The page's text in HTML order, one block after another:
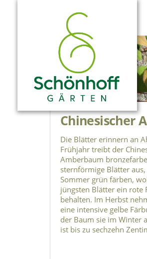
Chinesischer
Die Blätter erinnern an
Frühjahr treibt der
Amberbaum
sternförmige Blätter
Sommer grün färben,
jüngsten Blätter ein rote
behalten. Im Herbst
eine intensive gelbe
der Baum sie im Winter
ist bis zu sechzehn